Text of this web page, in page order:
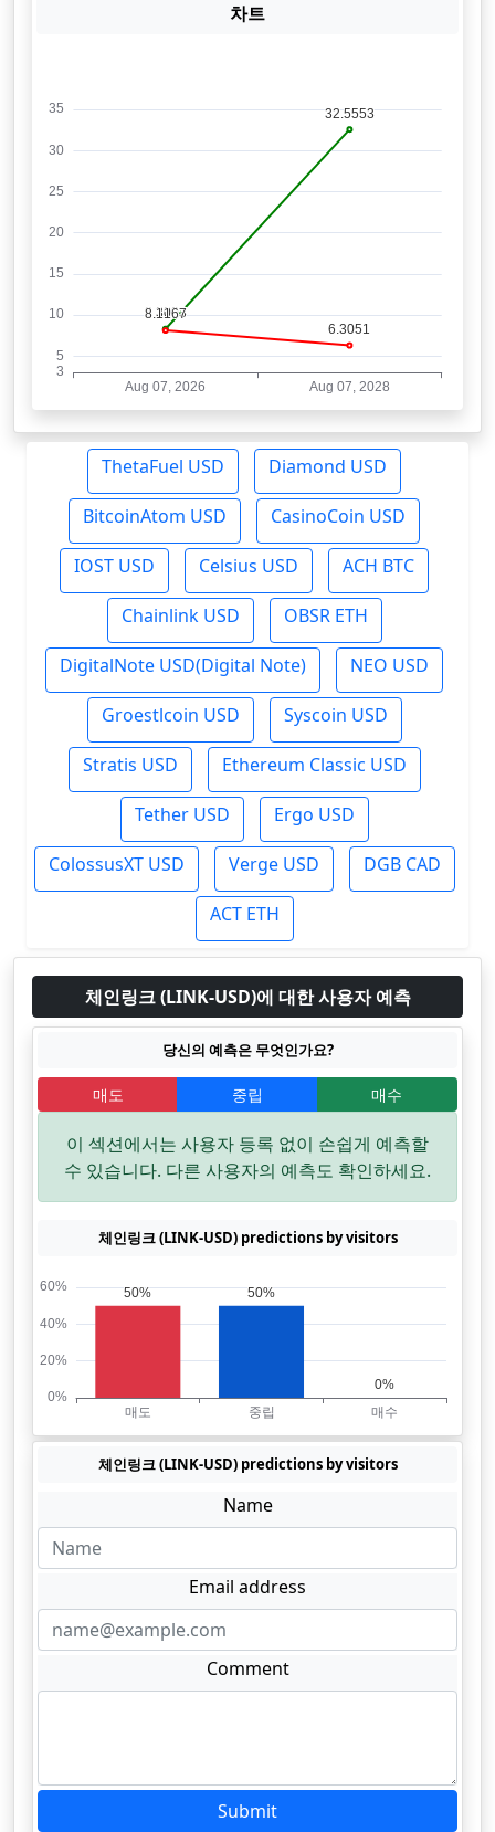
차트
ThetaFuel USD Diamond USD
BitcoinAtom USD CasinoCoin USD
IOST USD Celsius USD ACH BTC
Chainlink USD OBSR ETH
DigitalNote USD(Digital Note) NEO USD
Groestlcoin USD Syscoin USD
Stratis USD Ethereum Classic USD
Tether USD Ergo USD
ColossusXT USD Verge USD DGB CAD
ACT ETH
체인링크 (LINK-USD)에 대한 사용자 예측
당신의 예측은 무엇인가요?
매도 중립 매수
이 섹션에서는 사용자 등록 없이 손쉽게 예측할
수 있습니다. 다른 사용자의 예측도 확인하세요.
체인링크 (LINK-USD) predictions by visitors
체인링크 (LINK-USD) predictions by visitors
Name
Email address
Comment
Submit